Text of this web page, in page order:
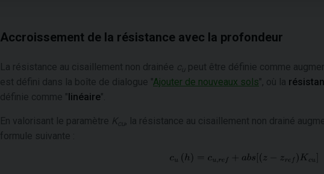
Accroissement de la résistance avec la profondeur
La résistance au cisaillement non drainée c u peut être définie comme
est défini dans la boîte de dialogue "Ajouter de nouveaux sols", où la
définie comme "linéaire".
En valorisant le paramètre K cu, la résistance au cisaillement non drainé
formule suivante :